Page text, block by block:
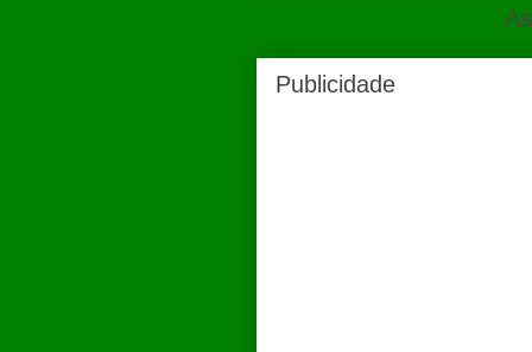
Publicidade